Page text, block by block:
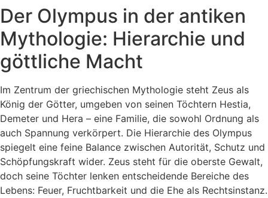
Der Olympus in der antiken
Mythologie: Hierarchie und
göttliche Macht
Im Zentrum der griechischen Mythologie steht Zeus als
König der Götter, umgeben von seinen Töchtern Hestia,
Demeter und Hera – eine Familie, die sowohl Ordnung als
auch Spannung verkörpert. Die Hierarchie des Olympus
spiegelt eine feine Balance zwischen Autorität, Schutz und
Schöpfungskraft wider. Zeus steht für die oberste Gewalt,
doch seine Töchter lenken entscheidende Bereiche des
Lebens: Feuer, Fruchtbarkeit und die Ehe als Rechtsinstanz.